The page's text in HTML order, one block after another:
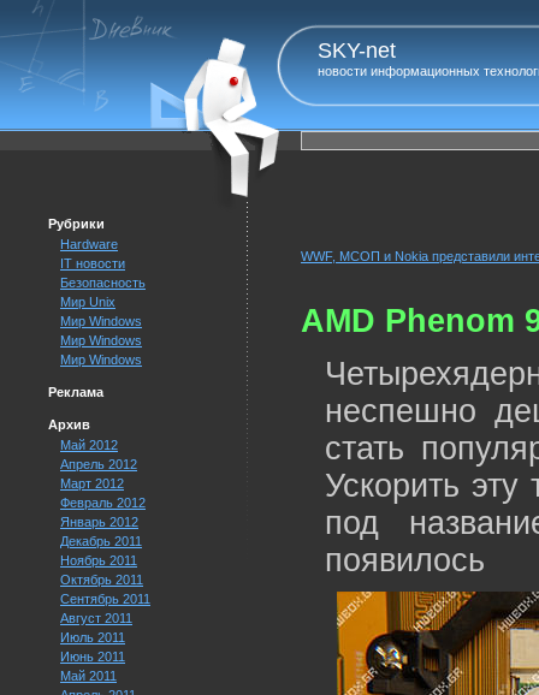
SKY-net
новости информационных
Рубрики
Hardware
IT новости
Безопасность
Мир Unix
Мир Windows
Мир Windows
Мир Windows
Реклама
Архив
Май 2012
Апрель 2012
Март 2012
Февраль 2012
Январь 2012
Декабрь 2011
Ноябрь 2011
Октябрь 2011
Сентябрь 2011
Август 2011
Июль 2011
Июнь 2011
Май 2011
WWF, МСОП и Nokia представили
AMD Phenom
неспешно
стать
Ускорить
под